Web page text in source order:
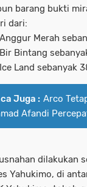
barang bukti
dari:
Anggur Merah
Bir Bintang
Ice Land sebanyak
Juga : Arco
Afandi
dilakukan
Yahukimo, di